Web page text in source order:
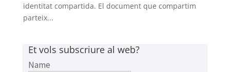
identitat compartida. El document que compartim
parteix...
Et vols subscriure al web?
Name